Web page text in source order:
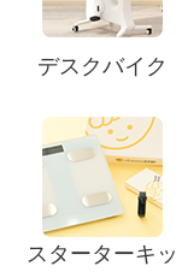
デスクバイク
スターターキッ